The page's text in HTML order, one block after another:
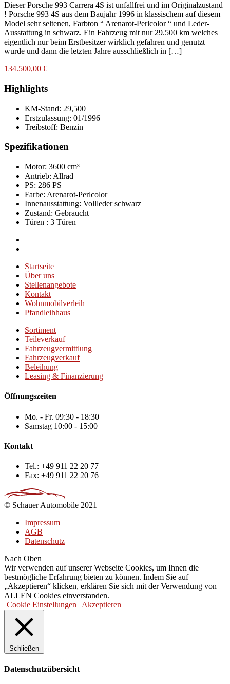
Dieser Porsche 993 Carrera 4S ist unfallfrei und im Originalzustand
! Porsche 993 4S aus dem Baujahr 1996 in klassischem auf diesem
Model sehr seltenen, Farbton “ Arenarot-Perlcolor “ und Leder-
Ausstattung in schwarz. Ein Fahrzeug mit nur 29.500 km welches
eigentlich nur beim Erstbesitzer wirklich gefahren und genutzt
wurde und dann die letzten Jahre ausschließlich in […]
134.500,00 €
Highlights
KM-Stand: 29,500
Erstzulassung: 01/1996
Treibstoff: Benzin
Spezifikationen
Motor: 3600 cm³
Antrieb: Allrad
PS: 286 PS
Farbe: Arenarot-Perlcolor
Innenausstattung: Vollleder schwarz
Zustand: Gebraucht
Türen : 3 Türen
Startseite
Über uns
Stellenangebote
Kontakt
Wohnmobilverleih
Pfandleihhaus
Sortiment
Teileverkauf
Fahrzeugvermittlung
Fahrzeugverkauf
Beleihung
Leasing & Finanzierung
Öffnungszeiten
Mo. - Fr. 09:30 - 18:30
Samstag 10:00 - 15:00
Kontakt
Tel.: +49 911 22 20 77
Fax: +49 911 22 20 76
© Schauer Automobile 2021
Impressum
AGB
Datenschutz
Nach Oben
Wir verwenden auf unserer Webseite Cookies, um Ihnen die
bestmögliche Erfahrung bieten zu können. Indem Sie auf
„Akzeptieren“ klicken, erklären Sie sich mit der Verwendung von
ALLEN Cookies einverstanden.
Cookie Einstellungen
Akzeptieren
Schließen
Datenschutzübersicht